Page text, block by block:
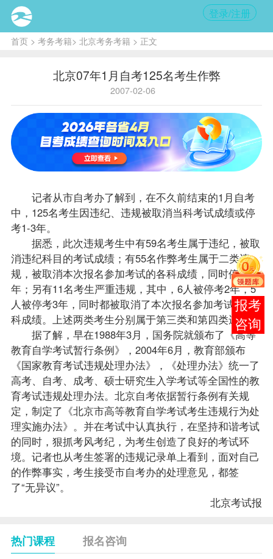
登录/注册
首页> 考务考籍> 北京考务考籍 > 正文
北京07年1月自考125名考生作弊
2007-02-06
记者从市自考办了解到，在不久前结束的1月自考
中，125名考生因违纪、违规被取消当科考试成绩或停
考1-3年。
据悉，此次违规考生中有59名考生属于违纪，被取
消违纪科目的考试成绩；有55名作弊考生属于二类违
规，被取消本次报名参加考试的各科成绩，同时停考1
年；另有11名考生严重违规，其中，6人被停考2年，5
人被停考3年，同时都被取消了本次报名参加考试的各
科成绩。上述两类考生分别属于第三类和第四类违规。
据了解，早在1988年3月，国务院就颁布了《高等
教育自学考试暂行条例》，2004年6月，教育部颁布
《国家教育考试违规处理办法》，《处理办法》统一了
高考、自考、成考、硕士研究生入学考试等全国性的教
育考试违规处理办法。 北京自考依据暂行条例有关规
定，制定了《北京市高等教育自学考试考生违规行为处
理实施办法》。并在考试中认真执行，在坚持和谐考试
的同时，狠抓考风考纪，为考生创造了良好的考试环
境。记者也从考生签署的违规记录单上看到，面对自己
的作弊事实，考生接受市自考办的处理意见，都签
了“无异议”。
北京考试报
热门课程 报名咨询
在线
客服